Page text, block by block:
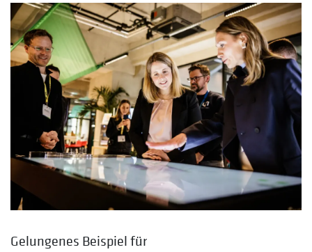
Gelungenes Beispiel für